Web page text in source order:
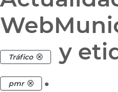
Tráfico y
pmr .